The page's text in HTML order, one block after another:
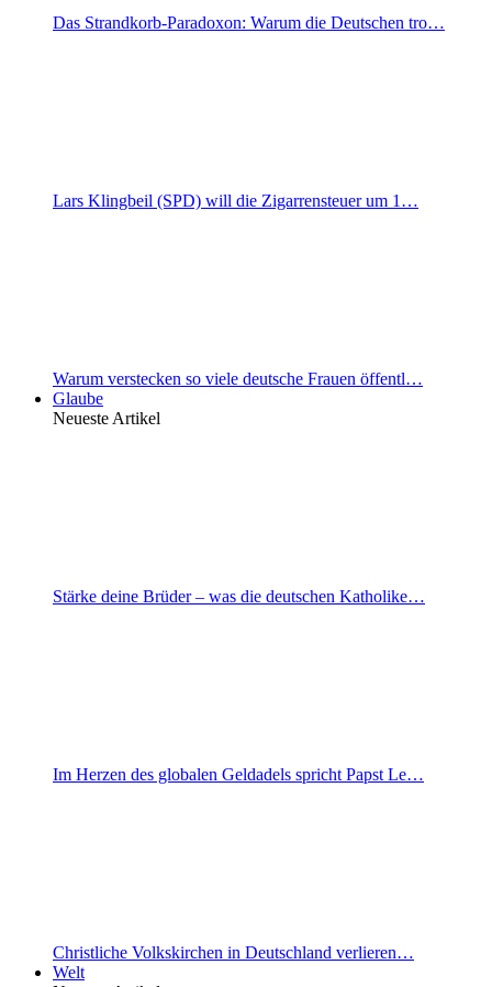
Das Strandkorb-Paradoxon: Warum die Deutschen tro…
Lars Klingbeil (SPD) will die Zigarrensteuer um 1…
Warum verstecken so viele deutsche Frauen öffentl…
Glaube
Neueste Artikel
Stärke deine Brüder – was die deutschen Katholike…
Im Herzen des globalen Geldadels spricht Papst Le…
Christliche Volkskirchen in Deutschland verlieren…
Welt